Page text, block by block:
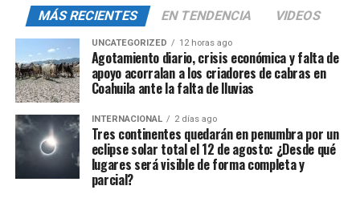
MÁS RECIENTES EN TENDENCIA VIDEOS
UNCATEGORIZED 12 horas ago
Agotamiento diario, crisis económica y falta de
apoyo acorralan a los criadores de cabras en
Coahuila ante la falta de lluvias
INTERNACIONAL 2 días ago
Tres continentes quedarán en penumbra por un
eclipse solar total el 12 de agosto: ¿Desde qué
lugares será visible de forma completa y
parcial?